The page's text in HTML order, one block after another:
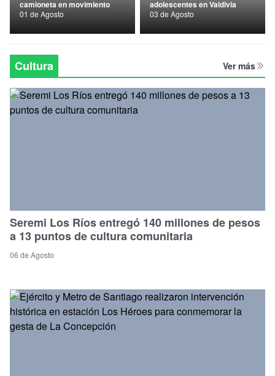
Nacional
Política
Regional
camioneta en movimiento
01 de Agosto
adolescentes en Valdivia
03 de Agosto
Cultura Ver más
Seremi Los Ríos entregó 140 millones de pesos
a 13 puntos de cultura comunitaria
06 de Agosto